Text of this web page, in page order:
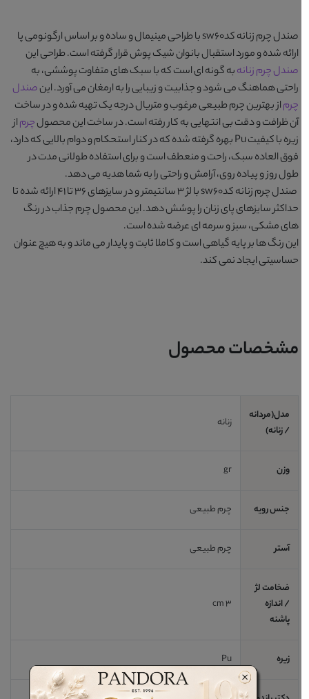
صندل چرم زنانه کدsw60
با طراحی مینیمال و ساده و بر اساس ارگونومی پا
ارائه شده و مورد استقبال بانوان شیک پوش قرار گرفته است. طراحی این
صندل چرم زنانهبه گونه ای است که با سبک های متفاوت پوششی، به
راحتی هماهنگ می شود و جذابیت و زیبایی را به ارمغان می آورد. اینصندل
چرماز بهترین چرم طبیعی مرغوب و متریال درجه یک تهیه شده و در ساخت
آن ظرافت و دقت بی انتهایی به کار رفته است. در ساخت این محصولچرماز
زیره با کیفیت Pu بهره گرفته شده که در کنار استحکام و دوام بالایی که دارد،
فوق العاده سبک، راحت و منعطف است و برای استفاده طولانی مدت در
طول روز و پیاده روی، آرامش و راحتی را به شما هدیه می دهد.
صندل چرم زنانه کدsw60
با لژ 3 سانتیمتر و در سایزهای 36 تا 41 ارائه شده تا
حداکثر سایزهای پای زنان را پوشش دهد. این محصول چرم جذاب در رنگ
هایمشکی، سبز و سرمه ایعرضه شده است.
این رنگ ها بر پایه گیاهی است و کاملا ثابت و پایدار می ماند و به هیچ عنوان
حساسیتی ایجاد نمی کند.
مشخصات محصول
مدل(مردانه
/ زنانه)
زنانه
وزن gr
جنس رویه چرم طبیعی
آستر چرم طبیعی
ضخامت لژ
/ اندازه
پاشنه
زیره Pu